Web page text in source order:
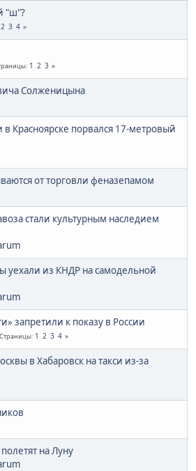
"ш"?
2 3 4
1 2 3
Солженицына
Красноярске порвался 17-метровый
от торговли феназепамом
стали культурным наследием
уехали из КНДР на самодельной
запретили к показу в России
Страницы 1 2 3 4
в Хабаровск на такси из-за
на Луну